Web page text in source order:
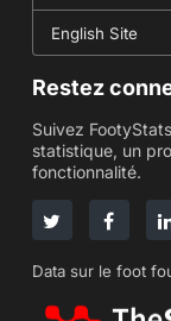
English Site
Restez
Suivez
statistique, un
fonctionnalité.
Data sur le foot